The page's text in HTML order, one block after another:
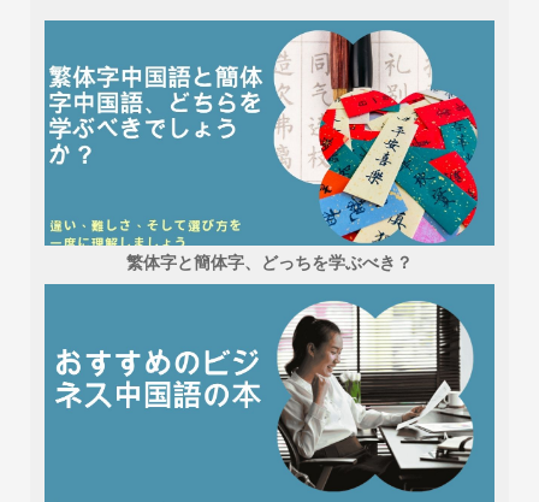
繁体字と簡体字、どっちを学ぶべき？